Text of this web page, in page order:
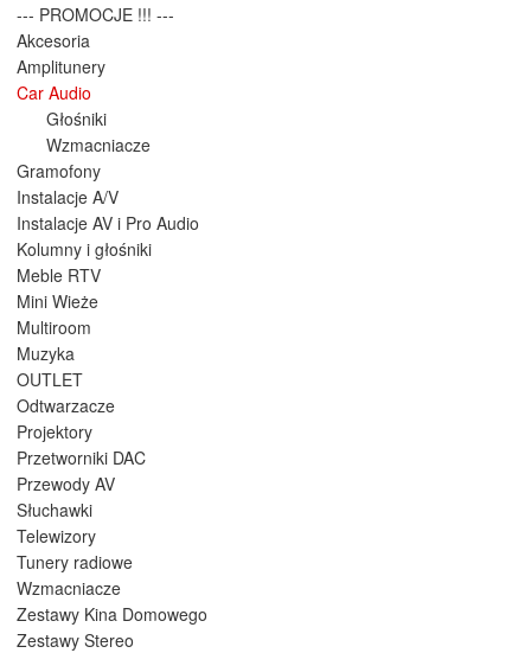
--- PROMOCJE !!! ---
Akcesoria
Amplitunery
Car Audio
Głośniki
Wzmacniacze
Gramofony
Instalacje A/V
Instalacje AV i Pro Audio
Kolumny i głośniki
Meble RTV
Mini Wieże
Multiroom
Muzyka
OUTLET
Odtwarzacze
Projektory
Przetworniki DAC
Przewody AV
Słuchawki
Telewizory
Tunery radiowe
Wzmacniacze
Zestawy Kina Domowego
Zestawy Stereo